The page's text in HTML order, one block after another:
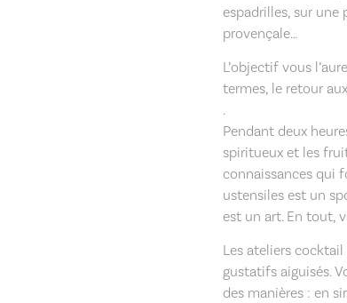
espadrilles, sur une
provençale…
L’objectif vous
termes, le retour
.
Pendant deux
spiritueux et les
connaissances qui
ustensiles est un
est un art. En tout,
Les ateliers
gustatifs aiguisés.
des manières : en